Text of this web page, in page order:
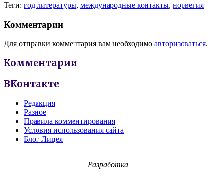
Теги: год литературы, международные контакты, норвегия
Комментарии
Для отправки комментария вам необходимо авторизоваться.
Комментарии
ВКонтакте
Редакция
Разное
Правила комментирования
Условия использования сайта
Блог Лицея
Разработка